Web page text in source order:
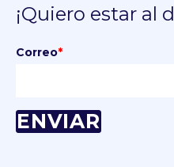
¡Quiero estar al
Correo*